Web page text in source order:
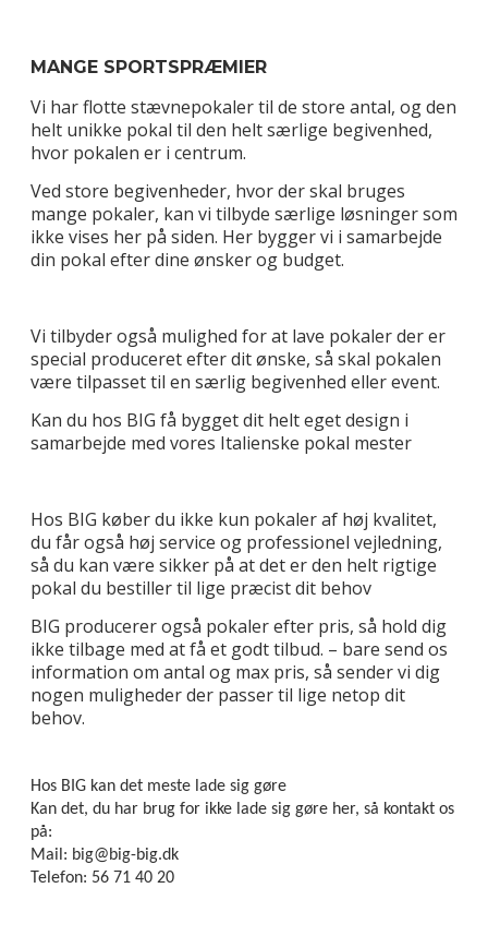
MANGE SPORTSPRÆMIER
Vi har flotte stævnepokaler til de store antal, og den
helt unikke pokal til den helt særlige begivenhed,
hvor pokalen er i centrum.
Ved store begivenheder, hvor der skal bruges
mange pokaler, kan vi tilbyde særlige løsninger som
ikke vises her på siden. Her bygger vi i samarbejde
din pokal efter dine ønsker og budget.
Vi tilbyder også mulighed for at lave pokaler der er
special produceret efter dit ønske, så skal pokalen
være tilpasset til en særlig begivenhed eller event.
Kan du hos BIG få bygget dit helt eget design i
samarbejde med vores Italienske pokal mester
Hos BIG køber du ikke kun pokaler af høj kvalitet,
du får også høj service og professionel vejledning,
så du kan være sikker på at det er den helt rigtige
pokal du bestiller til lige præcist dit behov
BIG producerer også pokaler efter pris, så hold dig
ikke tilbage med at få et godt tilbud. – bare send os
information om antal og max pris, så sender vi dig
nogen muligheder der passer til lige netop dit
behov.
Hos BIG kan det meste lade sig gøre
Kan det, du har brug for ikke lade sig gøre her, så kontakt os
på:
Mail: big@big-big.dk
Telefon: 56 71 40 20